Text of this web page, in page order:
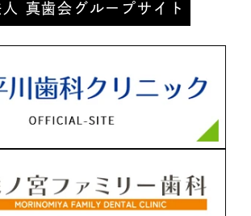
人 真歯会グループサイト